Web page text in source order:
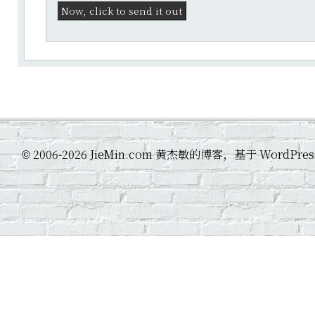
©2006-2026 JieMin.com 黄杰敏的博客，基于